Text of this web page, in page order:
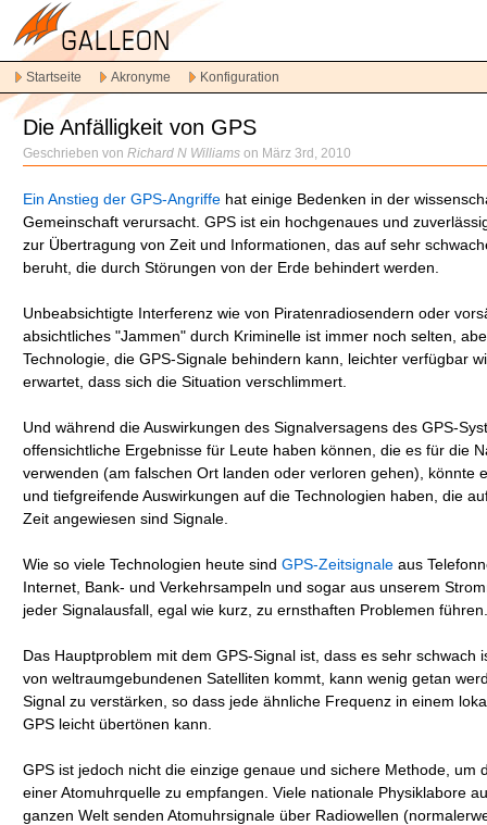
Direkt
zur
Hauptnavigation
Direkt
zum
Inhalt
Spring
sekundären
Inhalt
Startseite Akronyme Konfiguration
Die Anfälligkeit von GPS
Geschrieben von Richard N Williams on März 3rd, 2010
Ein Anstieg der GPS-Angriffe hat einige Bedenken in der
Gemeinschaft verursacht. GPS ist ein hochgenaues und
zur Übertragung von Zeit und Informationen, das auf sehr
beruht, die durch Störungen von der Erde behindert werden.
Unbeabsichtigte Interferenz wie von Piratenradiosendern oder
absichtliches "Jammen" durch Kriminelle ist immer noch selten,
Technologie, die GPS-Signale behindern kann, leichter verfügbar
erwartet, dass sich die Situation verschlimmert.
Und während die Auswirkungen des Signalversagens des GPS-
offensichtliche Ergebnisse für Leute haben können, die es für die
verwenden (am falschen Ort landen oder verloren gehen), könnte
und tiefgreifende Auswirkungen auf die Technologien haben, die
Zeit angewiesen sind Signale.
Wie so viele Technologien heute sind GPS-Zeitsignale aus
Internet, Bank- und Verkehrsampeln und sogar aus unserem
jeder Signalausfall, egal wie kurz, zu ernsthaften Problemen führen.
Das Hauptproblem mit dem GPS-Signal ist, dass es sehr schwach
von weltraumgebundenen Satelliten kommt, kann wenig getan
Signal zu verstärken, so dass jede ähnliche Frequenz in einem
GPS leicht übertönen kann.
GPS ist jedoch nicht die einzige genaue und sichere Methode, um
einer Atomuhrquelle zu empfangen. Viele nationale Physiklabore
ganzen Welt senden Atomuhrsignale über Radiowellen